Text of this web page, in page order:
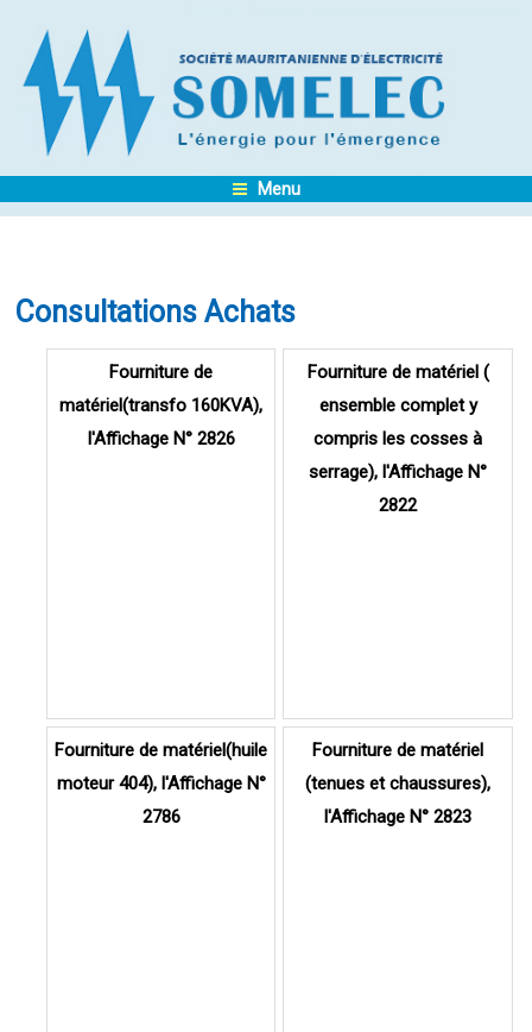
Menu
Consultations Achats
Fourniture de matériel (
ensemble complet y
compris les cosses à
serrage), l'Affichage N°
2822
Fourniture de
matériel(transfo 160KVA),
l'Affichage N° 2826
Fourniture de matériel
(tenues et chaussures),
l'Affichage N° 2823
Fourniture de matériel(huile
moteur 404), l'Affichage N°
2786